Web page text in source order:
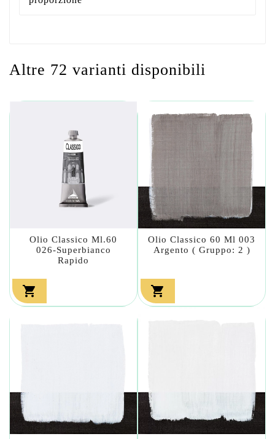
Altre 72 varianti disponibili
Olio Classico Ml.60
026-Superbianco
Rapido

Olio Classico 60 Ml 003
Argento ( Gruppo: 2 )
